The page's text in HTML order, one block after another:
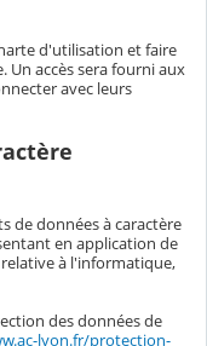
d'utilisation et faire
Un accès sera fourni aux
avec leurs
de données à caractère
en application de
relative à l'informatique,
des données de
lyon.fr/protection-